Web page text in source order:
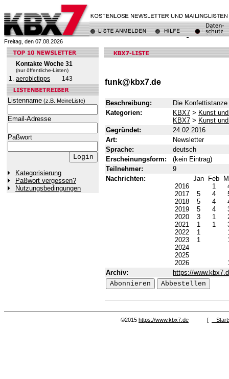
Freitag, den 07.08.2026
Kontakte Woche 31
(nur öffentliche-Listen)
1. aerobictipps 143
Listenname (z.B. MeineListe)
Email-Adresse
Paßwort
Kategorisierung
Paßwort vergessen?
Nutzungsbedingungen
funk@kbx7.de
Beschreibung:
Die
Kategorien:
KBX7 > Kunst
KBX7 > Kunst
Gegründet:
24.02.2016
Art:
Newsletter
Sprache:
deutsch
Erscheinungsform:
(kein Eintrag)
Teilnehmer:
9
Nachrichten:
Jan Feb
2016
1
2017
5 4
2018
5 4
2019
5 4
2020
3 1
2021
1 1
2022
1
2023
1
2024
2025
2026
Archiv:
https://
©2015 https://www.kbx7.de [